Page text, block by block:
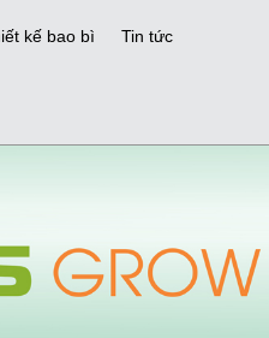
kế bao bì Tin tức